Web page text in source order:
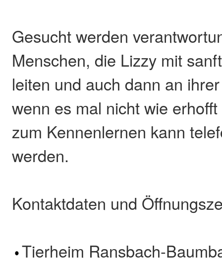
Gesucht werden
Menschen, die Lizzy mit
leiten und auch dann an
wenn es mal nicht wie
zum Kennenlernen kann
werden.
Kontaktdaten und
Tierheim Ransbach-